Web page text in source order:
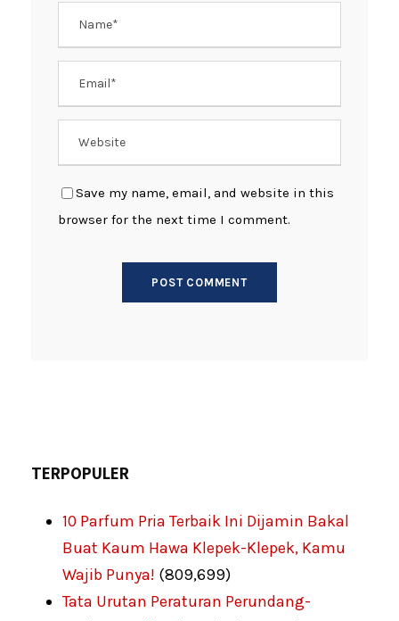
Save my name, email, and website in this
browser for the next time I comment.
TERPOPULER
10 Parfum Pria Terbaik Ini Dijamin Bakal
Buat Kaum Hawa Klepek-Klepek, Kamu
Wajib Punya! (809,699)
Tata Urutan Peraturan Perundang-